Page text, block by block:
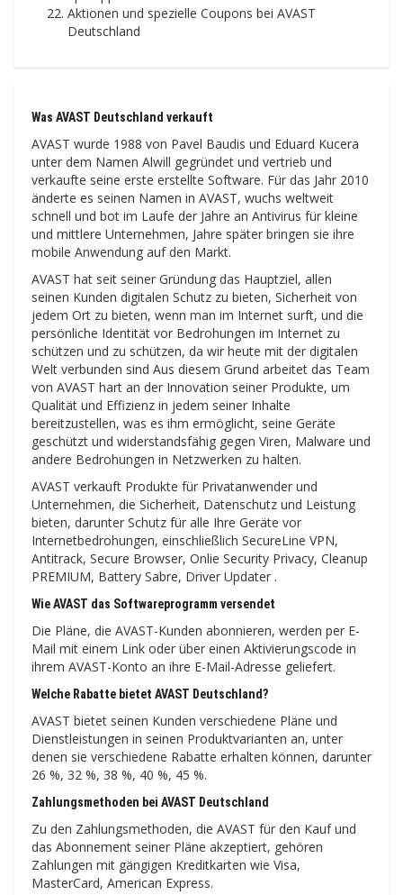
Aktionen und spezielle Coupons bei AVAST
Deutschland
Was AVAST Deutschland verkauft
AVAST wurde 1988 von Pavel Baudis und Eduard Kucera
unter dem Namen Alwill gegründet und vertrieb und
verkaufte seine erste erstellte Software. Für das Jahr 2010
änderte es seinen Namen in AVAST, wuchs weltweit
schnell und bot im Laufe der Jahre an Antivirus für kleine
und mittlere Unternehmen, Jahre später bringen sie ihre
mobile Anwendung auf den Markt.
AVAST hat seit seiner Gründung das Hauptziel, allen
seinen Kunden digitalen Schutz zu bieten, Sicherheit von
jedem Ort zu bieten, wenn man im Internet surft, und die
persönliche Identität vor Bedrohungen im Internet zu
schützen und zu schützen, da wir heute mit der digitalen
Welt verbunden sind Aus diesem Grund arbeitet das Team
von AVAST hart an der Innovation seiner Produkte, um
Qualität und Effizienz in jedem seiner Inhalte
bereitzustellen, was es ihm ermöglicht, seine Geräte
geschützt und widerstandsfähig gegen Viren, Malware und
andere Bedrohungen in Netzwerken zu halten.
AVAST verkauft Produkte für Privatanwender und
Unternehmen, die Sicherheit, Datenschutz und Leistung
bieten, darunter Schutz für alle Ihre Geräte vor
Internetbedrohungen, einschließlich SecureLine VPN,
Antitrack, Secure Browser, Onlie Security Privacy, Cleanup
PREMIUM, Battery Sabre, Driver Updater .
Wie AVAST das Softwareprogramm versendet
Die Pläne, die AVAST-Kunden abonnieren, werden per E-
Mail mit einem Link oder über einen Aktivierungscode in
ihrem AVAST-Konto an ihre E-Mail-Adresse geliefert.
Welche Rabatte bietet AVAST Deutschland?
AVAST bietet seinen Kunden verschiedene Pläne und
Dienstleistungen in seinen Produktvarianten an, unter
denen sie verschiedene Rabatte erhalten können, darunter
26 %, 32 %, 38 %, 40 %, 45 %.
Zahlungsmethoden bei AVAST Deutschland
Zu den Zahlungsmethoden, die AVAST für den Kauf und
das Abonnement seiner Pläne akzeptiert, gehören
Zahlungen mit gängigen Kreditkarten wie Visa,
MasterCard, American Express.